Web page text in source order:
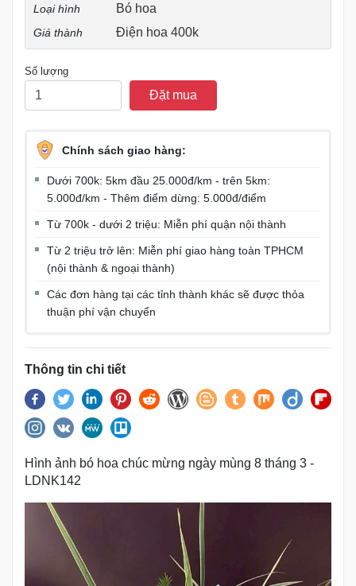
Loại hình Bó hoa
Giá thành Điện hoa 400k
Số lượng
Đặt mua
Chính sách giao hàng:
Dưới 700k: 5km đầu 25.000đ/km - trên 5km:
5.000đ/km - Thêm điểm dừng: 5.000đ/điểm
Từ 700k - dưới 2 triệu: Miễn phí quận nội thành
Từ 2 triệu trở lên: Miễn phí giao hàng toàn TPHCM
(nội thành & ngoại thành)
Các đơn hàng tại các tỉnh thành khác sẽ được thỏa
thuận phí vận chuyển
Thông tin chi tiết
Hình ảnh bó hoa chúc mừng ngày mùng 8 tháng 3 -
LDNK142